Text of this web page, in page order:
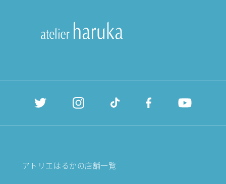
アトリエはるかの店舗一覧